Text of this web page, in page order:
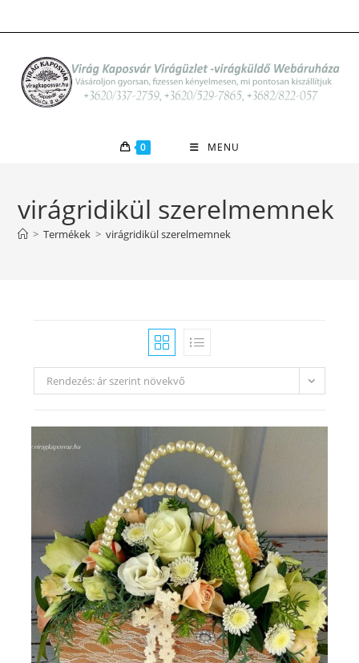
to
0 MENU
virágridikül szerelmemnek
> Termékek > virágridikül szerelmemnek
Rendezés: ár szerint növekvő